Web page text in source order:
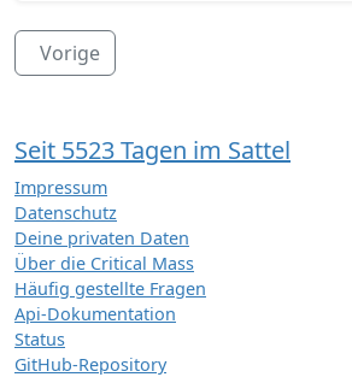
Vorige
Seit 5523 Tagen im Sattel
Impressum
Datenschutz
Deine privaten Daten
Über die Critical Mass
Häufig gestellte Fragen
Api-Dokumentation
Status
GitHub-Repository